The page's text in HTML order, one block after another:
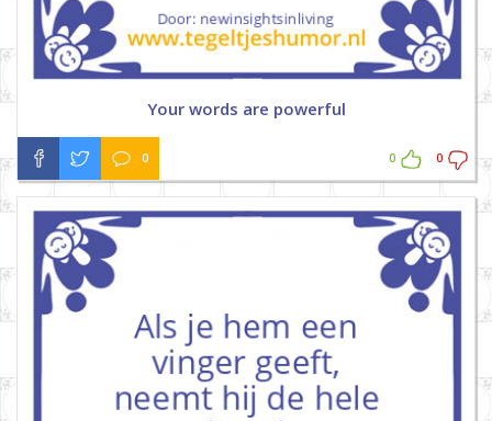
Your words are powerful
0 0 0